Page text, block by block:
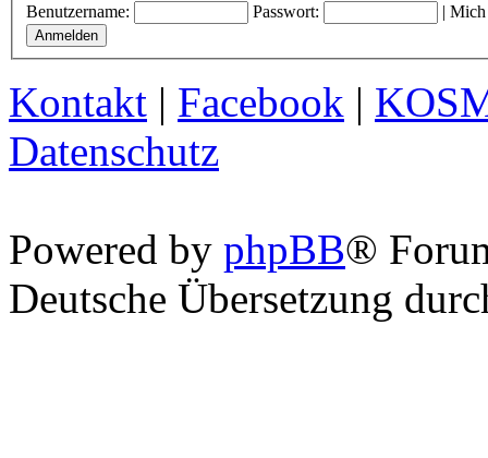
Benutzername: Passwort: | Mich
Kontakt | Facebook |
Datenschutz
Powered by phpBB®
Deutsche Übersetzung